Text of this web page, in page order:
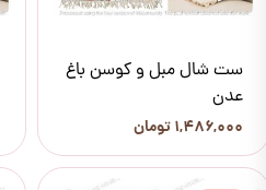
ست شال مبل و کوسن باغ
عدن
۱,۴۸۶,۰۰۰ تومان